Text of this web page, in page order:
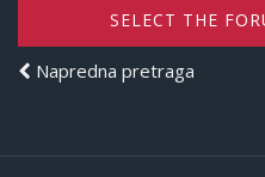
SELECT THE
Napredna pretraga